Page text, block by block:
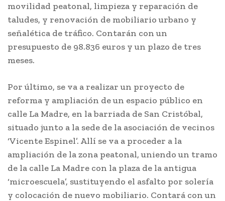
movilidad peatonal, limpieza y reparación de
taludes, y renovación de mobiliario urbano y
señalética de tráfico. Contarán con un
presupuesto de 98.836 euros y un plazo de tres
meses.
Por último, se va a realizar un proyecto de
reforma y ampliación de un espacio público en
calle La Madre, en la barriada de San Cristóbal,
situado junto a la sede de la asociación de vecinos
‘Vicente Espinel’. Allí se va a proceder a la
ampliación de la zona peatonal, uniendo un tramo
de la calle La Madre con la plaza de la antigua
‘microescuela’, sustituyendo el asfalto por solería
y colocación de nuevo mobiliario. Contará con un